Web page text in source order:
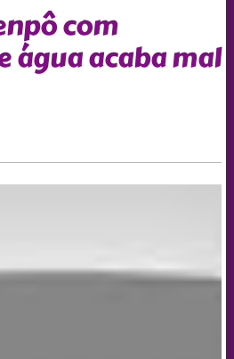
com
água acaba mal